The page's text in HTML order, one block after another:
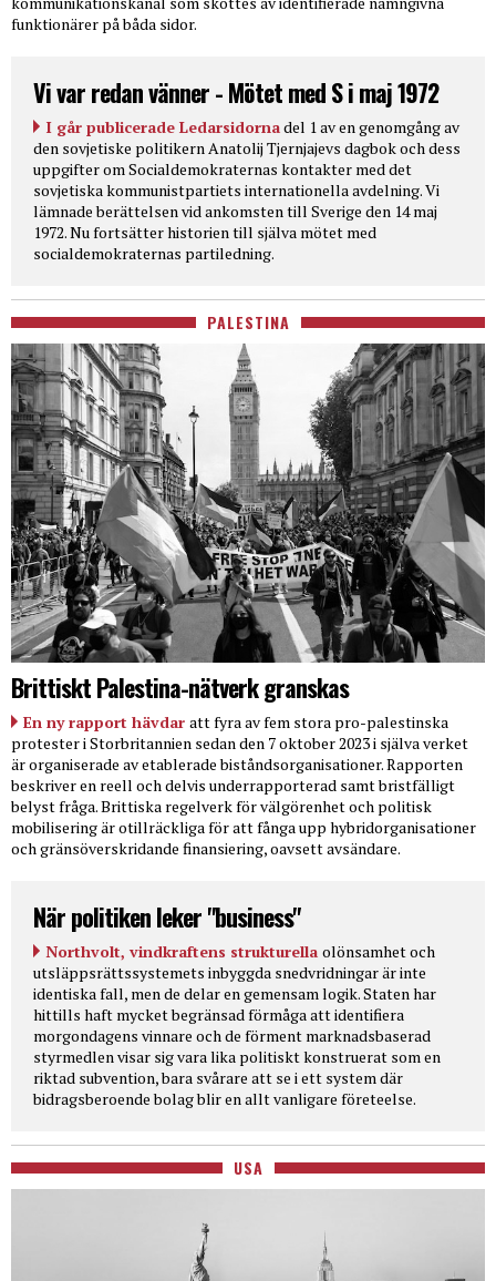
funktionärer på båda sidor.
Vi var redan vänner - Mötet med S i maj 1972
I går publicerade Ledarsidornadel 1 av en genomgång av
den sovjetiske politikern Anatolij Tjernjajevs dagbok och dess
uppgifter om Socialdemokraternas kontakter med det
sovjetiska kommunistpartiets internationella avdelning. Vi
lämnade berättelsen vid ankomsten till Sverige den 14 maj
1972. Nu fortsätter historien till själva mötet med
socialdemokraternas partiledning.
PALESTINA
Brittiskt Palestina-nätverk granskas
En ny rapport hävdar att fyra av fem stora pro-palestinska
protester i Storbritannien sedan den 7 oktober 2023 i själva verket
är organiserade av etablerade biståndsorganisationer. Rapporten
beskriver en reell och delvis underrapporterad samt bristfälligt
belyst fråga. Brittiska regelverk för välgörenhet och politisk
mobilisering är otillräckliga för att fånga upp hybridorganisationer
och gränsöverskridande finansiering, oavsett avsändare.
När politiken leker "business"
Northvolt, vindkraftens strukturella olönsamhet och
utsläppsrättssystemets inbyggda snedvridningar är inte
identiska fall, men de delar en gemensam logik. Staten har
hittills haft mycket begränsad förmåga att identifiera
morgondagens vinnare och de förment marknadsbaserad
styrmedlen visar sig vara lika politiskt konstruerat som en
riktad subvention, bara svårare att se i ett system där
bidragsberoende bolag blir en allt vanligare företeelse.
USA